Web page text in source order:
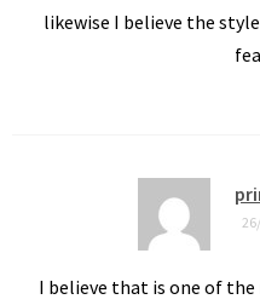
likewise I believe the
I believe that is one of